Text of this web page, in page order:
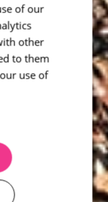
of our
other
to them
use of